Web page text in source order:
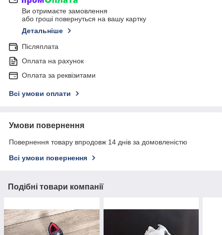
Ви отримаєте замовлення
або гроші повернуться на вашу картку
Детальніше
Післяплата
Оплата на рахунок
Оплата за реквізитами
Всі умови оплати
Умови повернення
Повернення товару впродовж 14 днів за домовленістю
Всі умови повернення
Подібні товари компанії